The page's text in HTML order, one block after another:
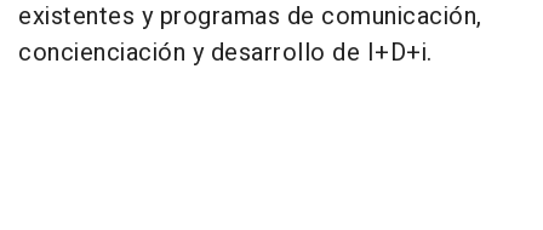
existentes y programas de comunicación,
concienciación y desarrollo de I+D+i.